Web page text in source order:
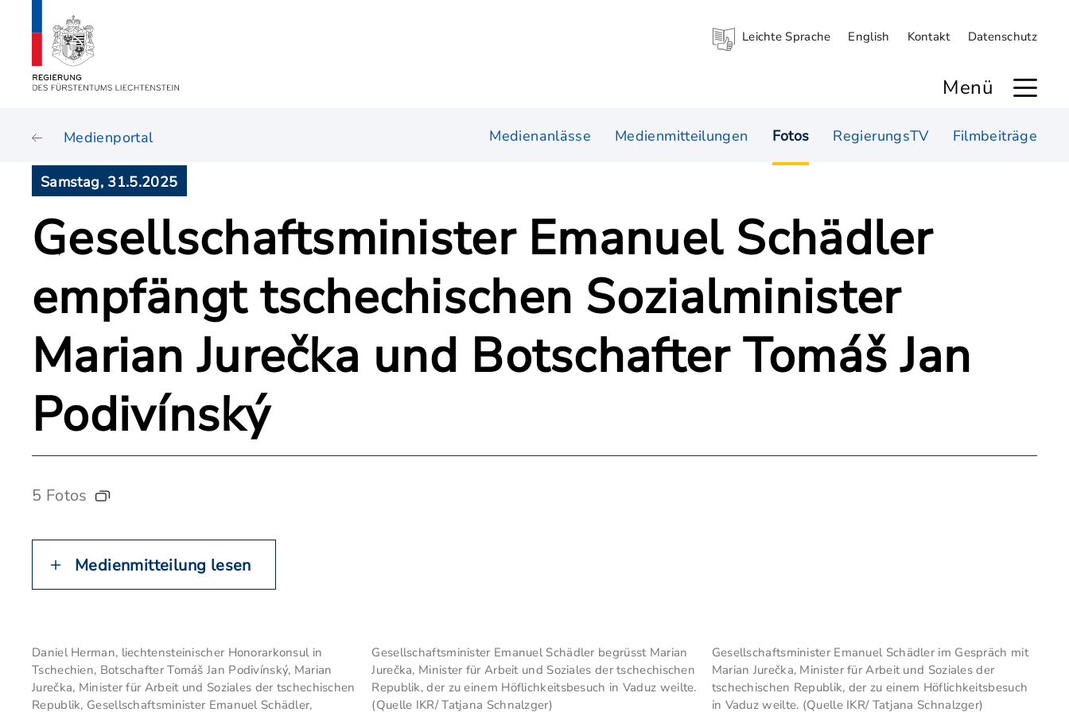
Leichte Sprache English Kontakt Datenschutz
Menü
Medienportal Medienanlässe Medienmitteilungen Fotos RegierungsTV Filmbeiträge
Samstag, 31.5.2025
Gesellschaftsminister Emanuel Schädler
empfängt tschechischen Sozialminister
Marian Jurečka und Botschafter Tomáš Jan
Podivínský
5 Fotos
Medienmitteilung lesen
Daniel Herman, liechtensteinischer Honorarkonsul in
Tschechien, Botschafter Tomáš Jan Podivínský, Marian
Jurečka, Minister für Arbeit und Soziales der tschechischen
Republik, Gesellschaftsminister Emanuel Schädler,
Gesellschaftsminister Emanuel Schädler begrüsst Marian
Jurečka, Minister für Arbeit und Soziales der tschechischen
Republik, der zu einem Höflichkeitsbesuch in Vaduz weilte.
(Quelle IKR/ Tatjana Schnalzger)
Gesellschaftsminister Emanuel Schädler im Gespräch mit
Marian Jurečka, Minister für Arbeit und Soziales der
tschechischen Republik, der zu einem Höflichkeitsbesuch
in Vaduz weilte. (Quelle IKR/ Tatjana Schnalzger)